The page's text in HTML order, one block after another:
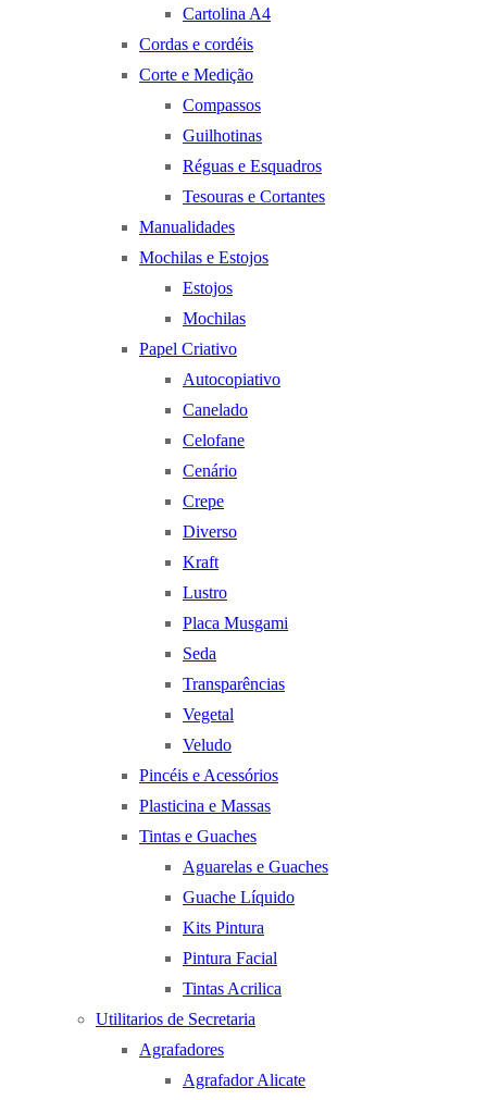
Cartolina A4
Cordas e cordéis
Corte e Medição
Compassos
Guilhotinas
Réguas e Esquadros
Tesouras e Cortantes
Manualidades
Mochilas e Estojos
Estojos
Mochilas
Papel Criativo
Autocopiativo
Canelado
Celofane
Cenário
Crepe
Diverso
Kraft
Lustro
Placa Musgami
Seda
Transparências
Vegetal
Veludo
Pincéis e Acessórios
Plasticina e Massas
Tintas e Guaches
Aguarelas e Guaches
Guache Líquido
Kits Pintura
Pintura Facial
Tintas Acrilica
Utilitarios de Secretaria
Agrafadores
Agrafador Alicate